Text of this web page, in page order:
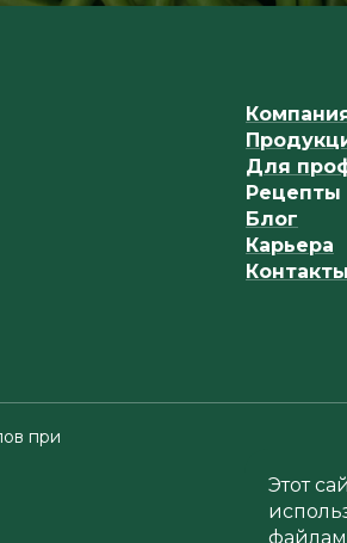
Для
Рецепты
Блог
Карьера
при
Этот